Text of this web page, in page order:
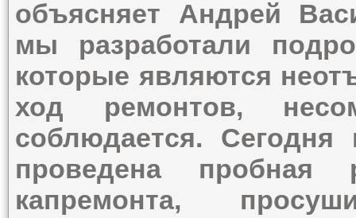
объясняет Андрей
мы разработали
которые являются
ход ремонтов,
соблюдается.
проведена пробная
капремонта,